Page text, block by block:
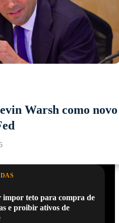
Warsh como novo
impor teto para compra de
e proibir ativos de